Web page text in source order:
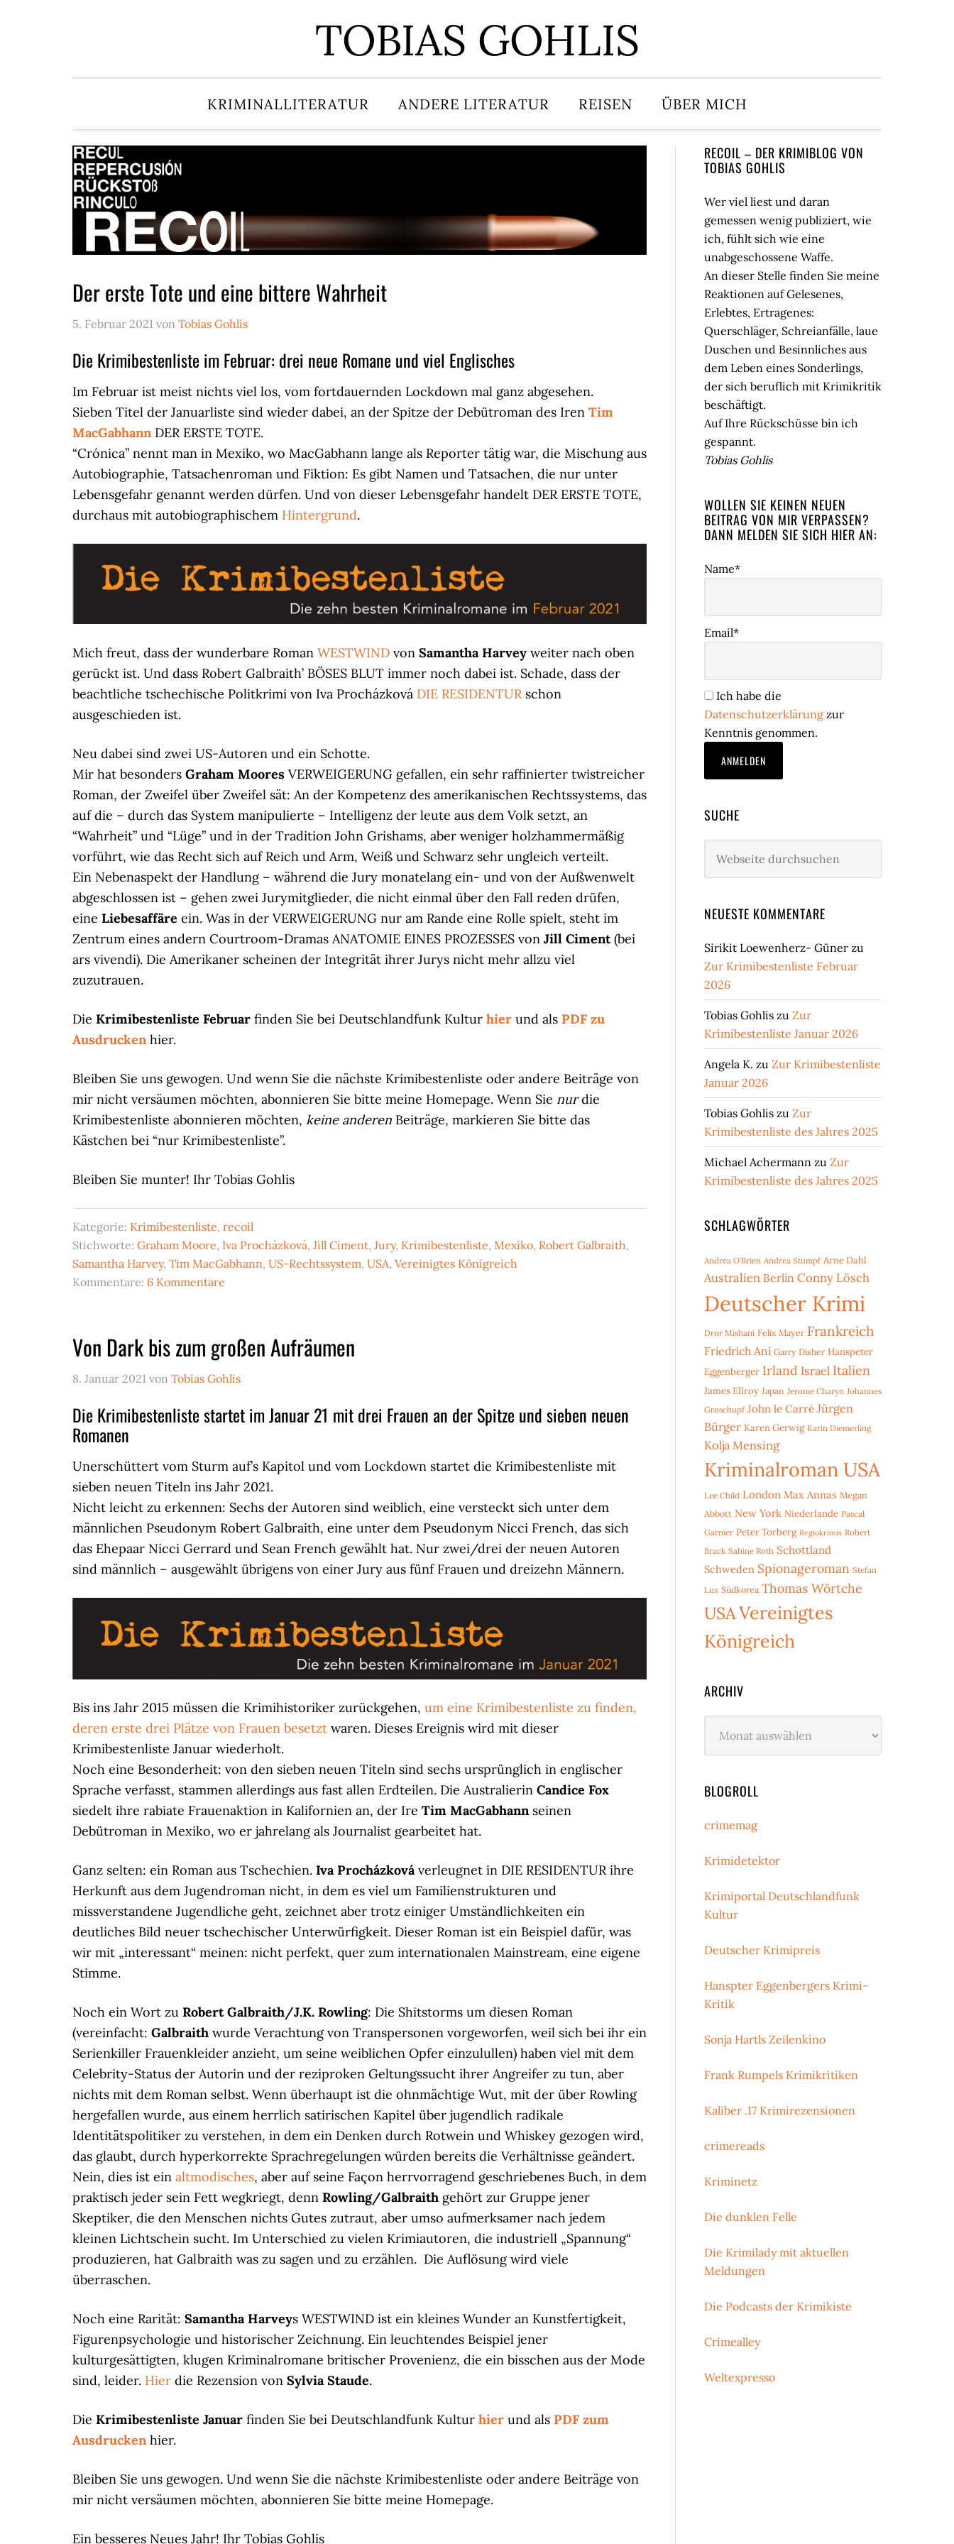
TOBIAS GOHLIS
KRIMINALLITERATUR ANDERE LITERATUR REISEN ÜBER MICH
Der erste Tote und eine bittere Wahrheit
5. Februar 2021 von Tobias Gohlis
Die Krimibestenliste im Februar: drei neue Romane und viel Englisches
Im Februar ist meist nichts viel los, vom fortdauernden Lockdown mal ganz abgesehen.
Sieben Titel der Januarliste sind wieder dabei, an der Spitze der Debütroman des Iren Tim
MacGabhannDER ERSTE TOTE.
“Crónica” nennt man in Mexiko, wo MacGabhann lange als Reporter tätig war, die Mischung aus
Autobiographie, Tatsachenroman und Fiktion: Es gibt Namen und Tatsachen, die nur unter
Lebensgefahr genannt werden dürfen. Und von dieser Lebensgefahr handelt DER ERSTE TOTE,
durchaus mit autobiographischem Hintergrund.
Mich freut, dass der wunderbare Roman WESTWIND von Samantha Harvey weiter nach oben
gerückt ist. Und dass Robert Galbraith’ BÖSES BLUT immer noch dabei ist. Schade, dass der
beachtliche tschechische Politkrimi von Iva Procházková DIE RESIDENTURschon
ausgeschieden ist.
Neu dabei sind zwei US-Autoren und ein Schotte.
Mir hat besonders Graham Moores VERWEIGERUNG gefallen, ein sehr raffinierter twistreicher
Roman, der Zweifel über Zweifel sät: An der Kompetenz des amerikanischen Rechtssystems, das
auf die – durch das System manipulierte – Intelligenz der leute aus dem Volk setzt, an
“Wahrheit” und “Lüge” und in der Tradition John Grishams, aber weniger holzhammermäßig
vorführt, wie das Recht sich auf Reich und Arm, Weiß und Schwarz sehr ungleich verteilt.
Ein Nebenaspekt der Handlung – während die Jury monatelang ein- und von der Außwenwelt
abgeschlossen ist – gehen zwei Jurymitglieder, die nicht einmal über den Fall reden drüfen,
eine Liebesaffäre ein. Was in der VERWEIGERUNG nur am Rande eine Rolle spielt, steht im
Zentrum eines andern Courtroom-Dramas ANATOMIE EINES PROZESSES von Jill Ciment(bei
ars vivendi). Die Amerikaner scheinen der Integrität ihrer Jurys nicht mehr allzu viel
zuzutrauen.
Die Krimibestenliste Februar finden Sie bei Deutschlandfunk Kultur hier und als PDF zu
Ausdruckenhier.
Bleiben Sie uns gewogen. Und wenn Sie die nächste Krimibestenliste oder andere Beiträge von
mir nicht versäumen möchten, abonnieren Sie bitte meine Homepage. Wenn Sie nurdie
Krimibestenliste abonnieren möchten, keine anderen Beiträge, markieren Sie bitte das
Kästchen bei “nur Krimibestenliste”.
Bleiben Sie munter! Ihr Tobias Gohlis
Kategorie: Krimibestenliste, recoil
Stichworte: Graham Moore, Iva Procházková, Jill Ciment, Jury, Krimibestenliste, Mexiko, Robert Galbraith,
Samantha Harvey, Tim MacGabhann, US-Rechtssystem, USA, Vereinigtes Königreich
Kommentare: 6 Kommentare
Von Dark bis zum großen Aufräumen
8. Januar 2021 von Tobias Gohlis
Die Krimibestenliste startet im Januar 21 mit drei Frauen an der Spitze und sieben neuen
Romanen
Unerschüttert vom Sturm auf’s Kapitol und vom Lockdown startet die Krimibestenliste mit
sieben neuen Titeln ins Jahr 2021.
Nicht leicht zu erkennen: Sechs der Autoren sind weiblich, eine versteckt sich unter dem
männlichen Pseudonym Robert Galbraith, eine unter dem Pseudonym Nicci French, das sich
das Ehepaar Nicci Gerrard und Sean French gewählt hat. Nur zwei/drei der neuen Autoren
sind männlich – ausgewählt übrigens von einer Jury aus fünf Frauen und dreizehn Männern.
Bis ins Jahr 2015 müssen die Krimihistoriker zurückgehen, um eine Krimibestenliste zu finden,
deren erste drei Plätze von Frauen besetzt waren. Dieses Ereignis wird mit dieser
Krimibestenliste Januar wiederholt.
Noch eine Besonderheit: von den sieben neuen Titeln sind sechs ursprünglich in englischer
Sprache verfasst, stammen allerdings aus fast allen Erdteilen. Die Australierin Candice Fox
siedelt ihre rabiate Frauenaktion in Kalifornien an, der Ire Tim MacGabhannseinen
Debütroman in Mexiko, wo er jahrelang als Journalist gearbeitet hat.
Ganz selten: ein Roman aus Tschechien. Iva Procházkováverleugnet in DIE RESIDENTUR ihre
Herkunft aus dem Jugendroman nicht, in dem es viel um Familienstrukturen und
missverstandene Jugendliche geht, zeichnet aber trotz einiger Umständlichkeiten ein
deutliches Bild neuer tschechischer Unterwürfigkeit. Dieser Roman ist ein Beispiel dafür, was
wir mit „interessant“ meinen: nicht perfekt, quer zum internationalen Mainstream, eine eigene
Stimme.
Noch ein Wort zu Robert Galbraith/J.K. Rowling: Die Shitstorms um diesen Roman
(vereinfacht: Galbraith wurde Verachtung von Transpersonen vorgeworfen, weil sich bei ihr ein
Serienkiller Frauenkleider anzieht, um seine weiblichen Opfer einzulullen) haben viel mit dem
Celebrity-Status der Autorin und der reziproken Geltungssucht ihrer Angreifer zu tun, aber
nichts mit dem Roman selbst. Wenn überhaupt ist die ohnmächtige Wut, mit der über Rowling
hergefallen wurde, aus einem herrlich satirischen Kapitel über jugendlich radikale
Identitätspolitiker zu verstehen, in dem ein Denken durch Rotwein und Whiskey gezogen wird,
das glaubt, durch hyperkorrekte Sprachregelungen würden bereits die Verhältnisse geändert.
Nein, dies ist ein altmodisches, aber auf seine Façon herrvorragend geschriebenes Buch, in dem
praktisch jeder sein Fett wegkriegt, denn Rowling/Galbraith gehört zur Gruppe jener
Skeptiker, die den Menschen nichts Gutes zutraut, aber umso aufmerksamer nach jedem
kleinen Lichtschein sucht. Im Unterschied zu vielen Krimiautoren, die industriell „Spannung“
produzieren, hat Galbraith was zu sagen und zu erzählen. Die Auflösung wird viele
überraschen.
Noch eine Rarität: Samantha Harveys WESTWIND ist ein kleines Wunder an Kunstfertigkeit,
Figurenpsychologie und historischer Zeichnung. Ein leuchtendes Beispiel jener
kulturgesättigten, klugen Kriminalromane britischer Provenienz, die ein bisschen aus der Mode
sind, leider. Hier die Rezension von Sylvia Staude.
Die Krimibestenliste Januar finden Sie bei Deutschlandfunk Kultur hier und als PDF zum
Ausdruckenhier.
Bleiben Sie uns gewogen. Und wenn Sie die nächste Krimibestenliste oder andere Beiträge von
mir nicht versäumen möchten, abonnieren Sie bitte meine Homepage.
Ein besseres Neues Jahr! Ihr Tobias Gohlis
Seitenspalte
RECOIL – DER KRIMIBLOG VON
TOBIAS GOHLIS
Wer viel liest und daran
gemessen wenig publiziert, wie
ich, fühlt sich wie eine
unabgeschossene Waffe.
An dieser Stelle finden Sie meine
Reaktionen auf Gelesenes,
Erlebtes, Ertragenes:
Querschläger, Schreianfälle, laue
Duschen und Besinnliches aus
dem Leben eines Sonderlings,
der sich beruflich mit Krimikritik
beschäftigt.
Auf Ihre Rückschüsse bin ich
gespannt.
Tobias Gohlis
WOLLEN SIE KEINEN NEUEN
BEITRAG VON MIR VERPASSEN?
DANN MELDEN SIE SICH HIER AN:
Name*
Email*
Ich habe die
Datenschutzerklärung zur
Kenntnis genommen.
SUCHE
durchsuchen
NEUESTE KOMMENTARE
Sirikit Loewenherz- Güner zu
Zur Krimibestenliste Februar
2026
Tobias Gohlis zu Zur
Krimibestenliste Januar 2026
Angela K. zu Zur Krimibestenliste
Januar 2026
Tobias Gohlis zu Zur
Krimibestenliste des Jahres 2025
Michael Achermann zu Zur
Krimibestenliste des Jahres 2025
SCHLAGWÖRTER
Andrea O'Brien Andrea Stumpf Arne Dahl
Australien Berlin Conny Lösch
Deutscher Krimi
Dror Mishani Felix Mayer Frankreich
Friedrich Ani Garry Disher Hanspeter
Eggenberger Irland Israel Italien
James Ellroy Japan Jerome Charyn Johannes
Groschupf John le Carré Jürgen
Bürger Karen Gerwig Karin Diemerling
Kolja Mensing
Kriminalroman USA
Lee Child London Max Annas Megan
Abbott New York Niederlande Pascal
Garnier Peter Torberg Regiokrimis Robert
Brack Sabine Roth Schottland
Schweden Spionageroman Stefan
Lux Südkorea Thomas Wörtche
USAVereinigtes
Königreich
ARCHIV
BLOGROLL
crimemag
Krimidetektor
Krimiportal Deutschlandfunk
Kultur
Deutscher Krimipreis
Hanspter Eggenbergers Krimi-
Kritik
Sonja Hartls Zeilenkino
Frank Rumpels Krimikritiken
Kaliber .17 Krimirezensionen
crimereads
Kriminetz
Die dunklen Felle
Die Krimilady mit aktuellen
Meldungen
Die Podcasts der Krimikiste
Crimealley
Weltexpresso